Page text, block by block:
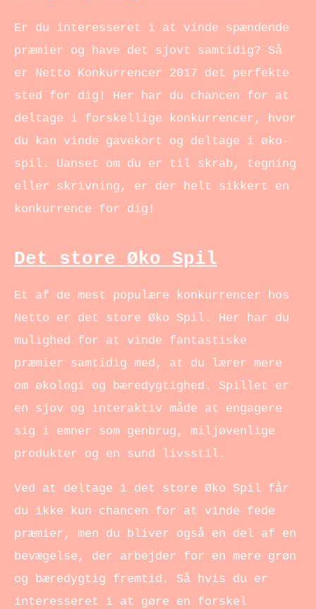
Er du interesseret i at vinde spændende
præmier og have det sjovt samtidig? Så
er Netto Konkurrencer 2017 det perfekte
sted for dig! Her har du chancen for at
deltage i forskellige konkurrencer, hvor
du kan vinde gavekort og deltage i øko-
spil. Uanset om du er til skrab, tegning
eller skrivning, er der helt sikkert en
konkurrence for dig!
Det store Øko Spil
Et af de mest populære konkurrencer hos
Netto er det store Øko Spil. Her har du
mulighed for at vinde fantastiske
præmier samtidig med, at du lærer mere
om økologi og bæredygtighed. Spillet er
en sjov og interaktiv måde at engagere
sig i emner som genbrug, miljøvenlige
produkter og en sund livsstil.
Ved at deltage i det store Øko Spil får
du ikke kun chancen for at vinde fede
præmier, men du bliver også en del af en
bevægelse, der arbejder for en mere grøn
og bæredygtig fremtid. Så hvis du er
interesseret i at gøre en forskel